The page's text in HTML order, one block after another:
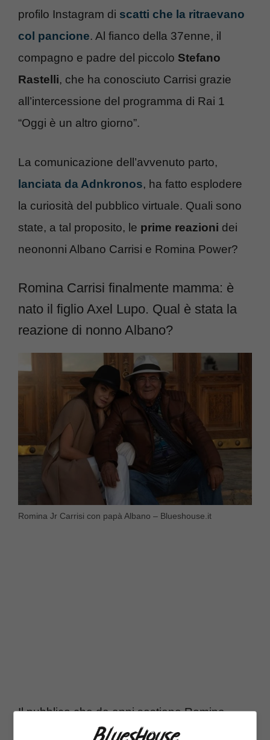
profilo Instagram di scatti che la ritraevano
col pancione. Al fianco della 37enne, il
compagno e padre del piccolo Stefano
Rastelli, che ha conosciuto Carrisi grazie
all’intercessione del programma di Rai 1
“Oggi è un altro giorno”.
La comunicazione dell’avvenuto parto,
lanciata da Adnkronos, ha fatto esplodere
la curiosità del pubblico virtuale. Quali sono
state, a tal proposito, le prime reazioni dei
neononni Albano Carrisi e Romina Power?
Romina Carrisi finalmente mamma: è
nato il figlio Axel Lupo. Qual è stata la
reazione di nonno Albano?
Romina Jr Carrisi con papà Albano – Blueshouse.it
Il pubblico che da anni sostiene Romina
Power e Albano Carrisi ha seguito con